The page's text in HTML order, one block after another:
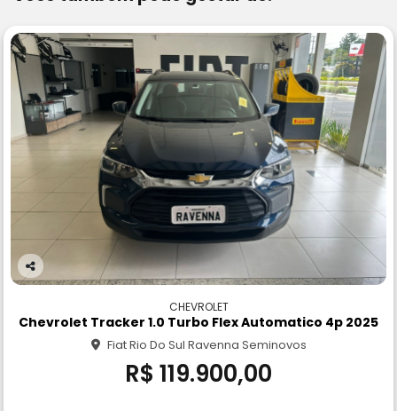
Co
rtil
CHEVROLET
Chevrolet Tracker 1.0 Turbo Flex Automatico 4p 2025
Fiat Rio Do Sul Ravenna Seminovos
R$ 119.900,00